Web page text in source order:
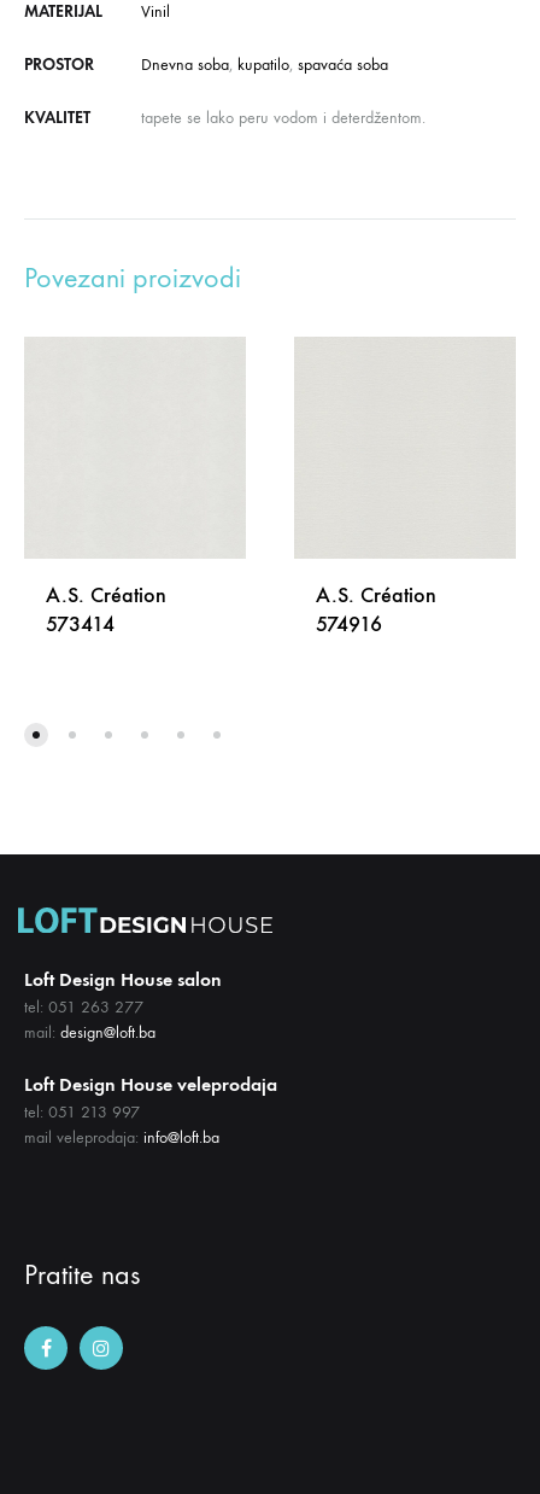
MATERIJAL Vinil
PROSTOR Dnevna soba, kupatilo, spavaća soba
KVALITET tapete se lako peru vodom i deterdžentom.
Povezani proizvodi
A.S. Création
573414
A.S. Création
574916
Loft Design House salon
tel: 051 263 277
mail: design@loft.ba
Loft Design House veleprodaja
tel: 051 213 997
mail veleprodaja: info@loft.ba
Pratite nas